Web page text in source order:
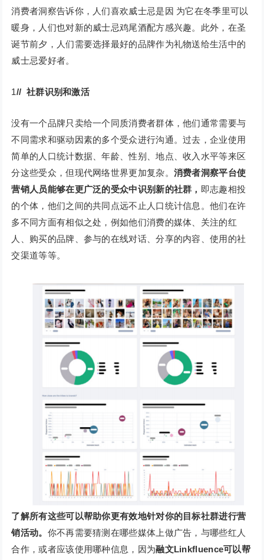
消费者洞察告诉你，人们喜欢威士忌是因 为它在冬季里可以
暖身，人们也对新的威士忌鸡尾酒配方感兴趣。此外，在圣
诞节前夕，人们需要选择最好的品牌作为礼物送给生活中的
威士忌爱好者。
1// 社群识别和激活
没有一个品牌只卖给一个同质消费者群体，他们通常需要与
不同需求和驱动因素的多个受众进行沟通。过去，企业使用
简单的人口统计数据、年龄、性别、地点、收入水平等来区
分这些受众，但现代网络世界更加复杂。 消费者洞察平台使
营销人员能够在更广泛的受众中识别新的社群， 即志趣相投
的个体，他们之间的共同点远不止人口统计信息。他们在许
多不同方面有相似之处，例如他们消费的媒体、关注的红
人、购买的品牌、参与的在线对话、分享的内容、使用的社
交渠道等等。
了解所有这些可以帮助你更有效地针对你的目标社群进行营
销活动。 你不再需要猜测在哪些媒体上做广告，与哪些红人
合作，或者应该使用哪种信息，因为融文Linkfluence可以帮